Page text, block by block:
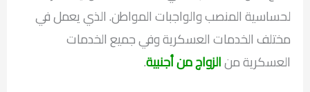
لحساسية المنصب والواجبات المواطن. الذي يعمل في
مختلف الخدمات العسكرية وفي جميع الخدمات
العسكرية منالزواج من أجنبية.